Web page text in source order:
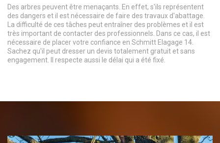
Des arbres peuvent être menaçants. En effet, s'ils représentent
des dangers et il est nécessaire de faire des travaux d'abattage.
La difficulté de ces tâches peut entraîner des problèmes et il est
très important de contacter des professionnels. Dans ce cas, il est
nécessaire de placer votre confiance en Schmitt Elagage 14.
Sachez qu'il peut dresser un devis totalement gratuit et sans
engagement. Il respecte aussi le délai qui a été fixé.